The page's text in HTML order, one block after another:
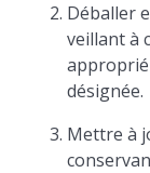
Déballer
veillant à
désignée.
Mettre à